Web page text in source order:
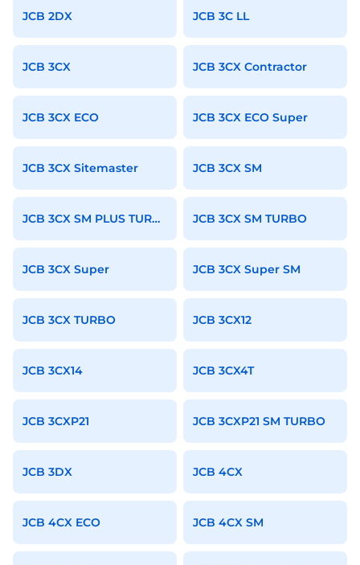
JCB 2DX JCB 3C LL
JCB 3CX JCB 3CX Contractor
JCB 3CX ECO JCB 3CX ECO Super
JCB 3CX Sitemaster JCB 3CX SM
JCB 3CX SM PLUS TURBO JCB 3CX SM TURBO
JCB 3CX Super JCB 3CX Super SM
JCB 3CX TURBO JCB 3CX12
JCB 3CX14 JCB 3CX4T
JCB 3CXP21 JCB 3CXP21 SM TURBO
JCB 3DX JCB 4CX
JCB 4CX ECO JCB 4CX SM